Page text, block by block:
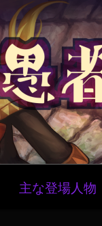
主な登場人物